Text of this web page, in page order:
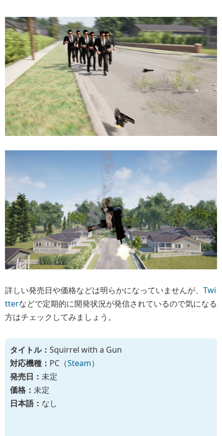
詳しい発売日や価格などは明らかになっていませんが、 Twi
tterなどで定期的に開発状況が発信されているので気になる
方はチェックしてみましょう。
タイトル： Squirrel with a Gun
対応機種： PC（Steam）
発売日： 未定
価格： 未定
日本語： なし